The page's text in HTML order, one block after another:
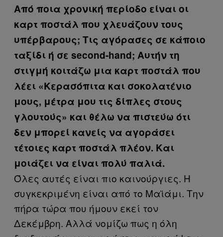
Από ποια χρονική περίοδο είναι οι
καρτ ποστάλ που χλευάζουν τους
υπέρβαρους; Τις αγόρασες σε κάποιο
ταξίδι ή σε second-hand; Αυτήν τη
στιγμή κοιτάζω μια καρτ ποστάλ που
λέει «Κερασόπιτα και σοκολατένιο
μους, μέτρα μου τις δίπλες στους
γλουτούς» και θέλω να πιστεύω ότι
δεν μπορεί κανείς να αγοράσει
τέτοιες καρτ ποστάλ πλέον. Και
μοιάζει να είναι πολύ παλιά.
Όλες αυτές είναι πιο καινούργιες. Η
συγκεκριμένη είναι από το Μαϊάμι. Την
πήρα τώρα που ήμουν εκεί τον
Δεκέμβρη. Αλλά νομίζω πως η όλη